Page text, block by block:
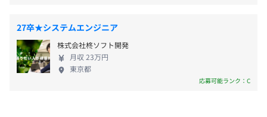
入社年度より業績評価・コンピテンシー評価を行い、翌年
度の処遇を確定をします。
・選抜研修
■自己学習
eラーニングによる自己学習
営陣にも気軽に相談ができ、風通しがよいのが大き
な特長です。今考えていることが伝えられるVOICEと
いう仕組みは、上司から社長、そして全社員にも共
有でき、やる気とパワーさえあれば自分のやりたい
27卒★システムエンジニア
株式会社柊ソフト開発
月収 23万円
東京都
応募可能ランク：C